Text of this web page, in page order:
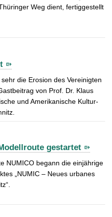
Weg dient, fertiggestellt
die Erosion des Vereinigten
von Prof. Dr. Klaus
und Amerikanische Kultur-
gestartet
NUMICO begann die einjährige
„NUMIC – Neues urbanes